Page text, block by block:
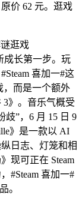
价 62 元。逛戏
逛戏
成长第一步。玩
喜加一#这
，而是一个额外
》。音乐气概受
歧”，6 月 15 日 9
》是一款以 AI
日志、灯笼和相
现可正在 Steam
#Steam 喜加一#
。